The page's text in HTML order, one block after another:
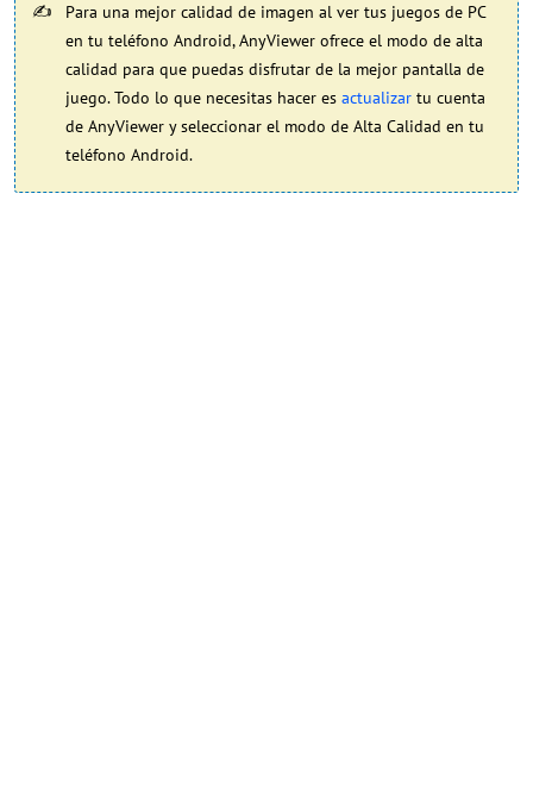
Para una mejor calidad de imagen al ver tus juegos de PC
en tu teléfono Android, AnyViewer ofrece el modo de alta
calidad para que puedas disfrutar de la mejor pantalla de
juego. Todo lo que necesitas hacer es actualizar tu cuenta
de AnyViewer y seleccionar el modo de Alta Calidad en tu
teléfono Android.